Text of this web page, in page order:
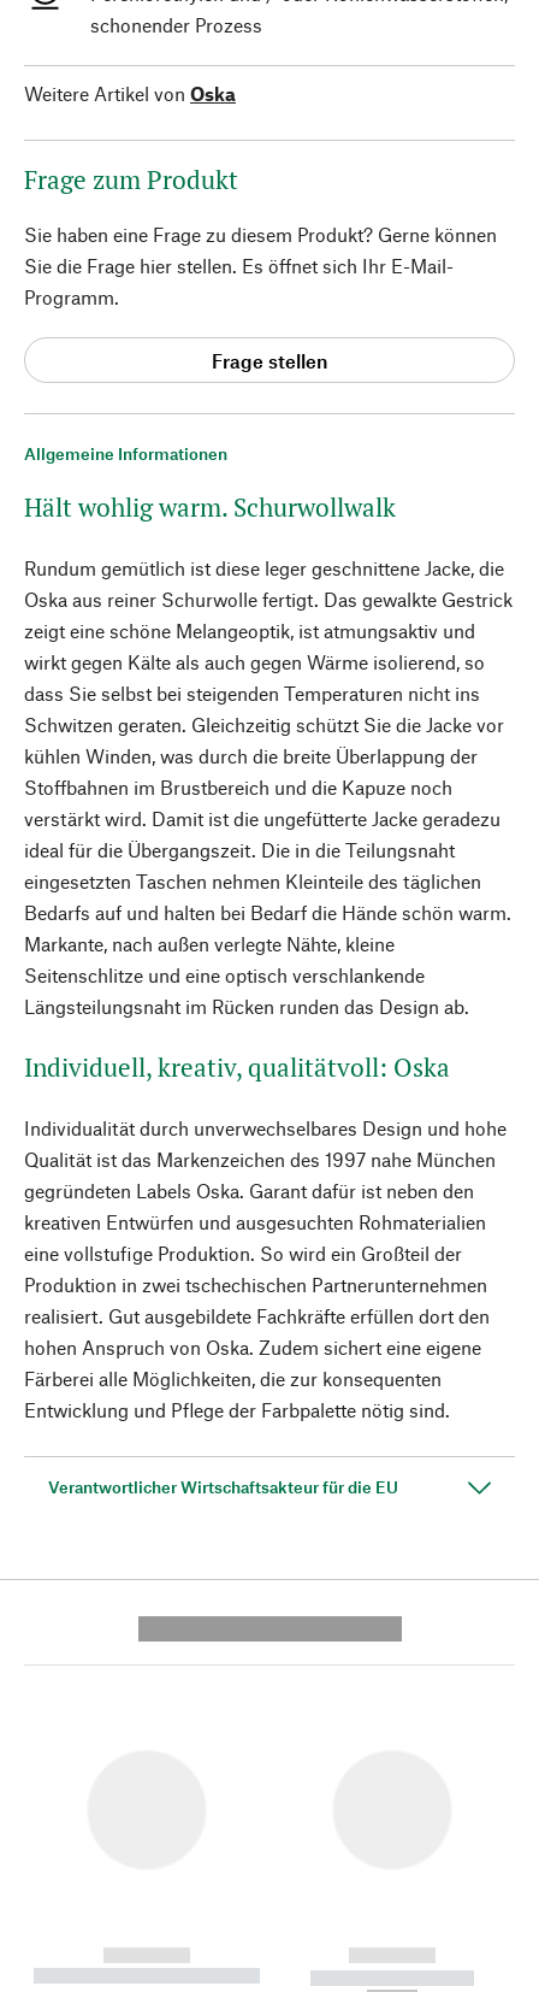
Allgemeine Informationen
Hält wohlig warm. Schurwollwalk
Rundum gemütlich ist diese leger geschnittene Jacke, die
Oska aus reiner Schurwolle fertigt. Das gewalkte Gestrick
zeigt eine schöne Melangeoptik, ist atmungsaktiv und
wirkt gegen Kälte als auch gegen Wärme isolierend, so
dass Sie selbst bei steigenden Temperaturen nicht ins
Schwitzen geraten. Gleichzeitig schützt Sie die Jacke vor
kühlen Winden, was durch die breite Überlappung der
Stoffbahnen im Brustbereich und die Kapuze noch
verstärkt wird. Damit ist die ungefütterte Jacke geradezu
ideal für die Übergangszeit. Die in die Teilungsnaht
eingesetzten Taschen nehmen Kleinteile des täglichen
Bedarfs auf und halten bei Bedarf die Hände schön warm.
Markante, nach außen verlegte Nähte, kleine
Seitenschlitze und eine optisch verschlankende
Längsteilungsnaht im Rücken runden das Design ab.
Individuell, kreativ, qualitätvoll: Oska
Individualität durch unverwechselbares Design und hohe
Qualität ist das Markenzeichen des 1997 nahe München
gegründeten Labels Oska. Garant dafür ist neben den
kreativen Entwürfen und ausgesuchten Rohmaterialien
eine vollstufige Produktion. So wird ein Großteil der
Produktion in zwei tschechischen Partnerunternehmen
realisiert. Gut ausgebildete Fachkräfte erfüllen dort den
hohen Anspruch von Oska. Zudem sichert eine eigene
Färberei alle Möglichkeiten, die zur konsequenten
Entwicklung und Pflege der Farbpalette nötig sind.
Verantwortlicher Wirtschaftsakteur für die EU
schonender Prozess
Weitere Artikel von Oska
Frage zum Produkt
Sie haben eine Frage zu diesem Produkt? Gerne können
Sie die Frage hier stellen. Es öffnet sich Ihr E-Mail-
Programm.
Frage stellen
------------
----------- ----------- --------
------------
----------- -----------